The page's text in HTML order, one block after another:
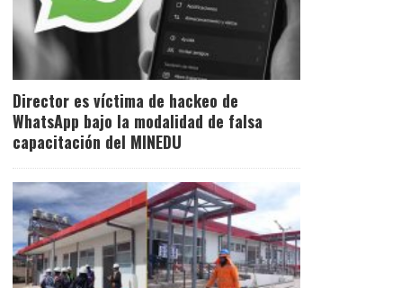
Director es víctima de hackeo de
WhatsApp bajo la modalidad de falsa
capacitación del MINEDU